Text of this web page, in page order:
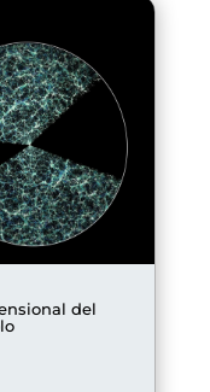
del